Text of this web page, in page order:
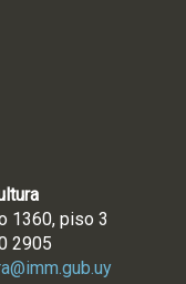
1360, piso 3
2905